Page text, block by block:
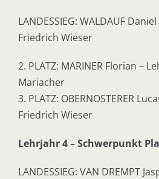
LANDESSIEG: WALDAUF
Friedrich Wieser
2. PLATZ: MARINER Florian –
Mariacher
3. PLATZ: OBERNOSTERER
Friedrich Wieser
Lehrjahr 4 – Schwerpunkt
LANDESSIEG: VAN DREMPT